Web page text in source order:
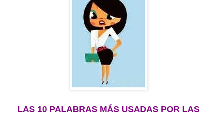
LAS 10 PALABRAS MÁS USADAS POR LAS